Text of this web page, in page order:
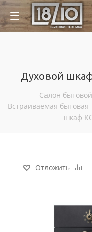
Духовой шкаф
Салон
Встраиваемая бытовая
шкаф
Отложить